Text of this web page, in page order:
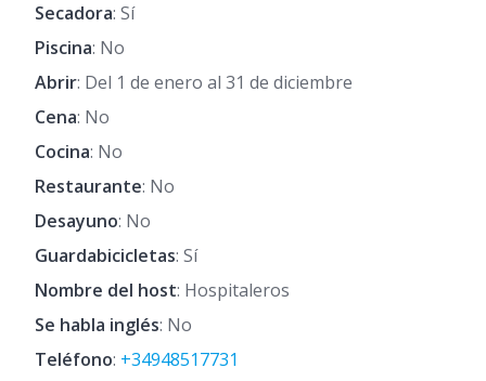
Secadora: Sí
Piscina: No
Abrir: Del 1 de enero al 31 de diciembre
Cena: No
Cocina: No
Restaurante: No
Desayuno: No
Guardabicicletas: Sí
Nombre del host: Hospitaleros
Se habla inglés: No
Teléfono: +34948517731